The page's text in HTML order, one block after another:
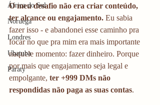
África do Sul
Noruega
Londres
Ubatuba
Paraty
O meu desafio não era criar conteúdo,
ter alcance ou engajamento. Eu sabia
fazer isso - e abandonei esse caminho pra
focar no que pra mim era mais importante
naquele momento: fazer dinheiro. Porque
por mais que engajamento seja legal e
empolgante, ter +999 DMs não
respondidas não paga as suas contas.